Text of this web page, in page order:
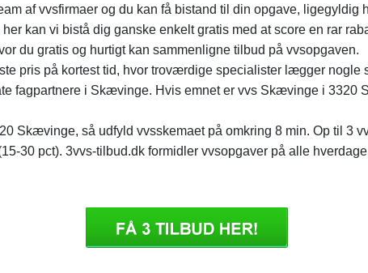
af vvsfirmaer og du kan få bistand til din opgave,
kan vi bistå dig ganske enkelt gratis med at score en rar
du gratis og hurtigt kan sammenligne tilbud på vvsopgaven.
pris på kortest tid, hvor troværdige specialister lægger
fagpartnere i Skævinge. Hvis emnet er vvs Skævinge i 3320
Skævinge, så udfyld vvsskemaet på omkring 8 min. Op til 3
30 pct). 3vvs-tilbud.dk formidler vvsopgaver på alle